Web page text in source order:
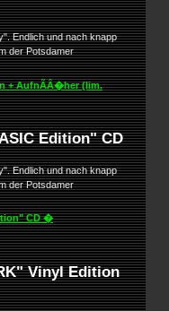
Endlich und nach knapp
der Potsdamer
+ AufnÃÂ�her (lim.
Edition" CD
Endlich und nach knapp
der Potsdamer
CD �
Vinyl Edition